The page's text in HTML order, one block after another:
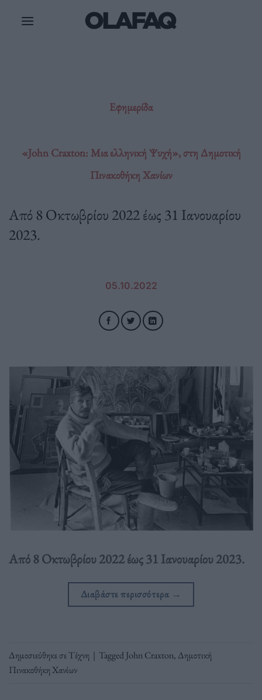
Εφημερίδα
«John Craxton: Μια ελληνική Ψυχή», στη Δημοτική
Πινακοθήκη Χανίων
Από 8 Οκτωβρίου 2022 έως 31 Ιανουαρίου
2023.
05.10.2022
Από 8 Οκτωβρίου 2022 έως 31 Ιανουαρίου 2023.
Διαβάστε περισσότερα →
Δημοσιεύθηκε σεΤέχνη | TaggedJohn Craxton, Δημοτική
Πινακοθήκη Χανίων